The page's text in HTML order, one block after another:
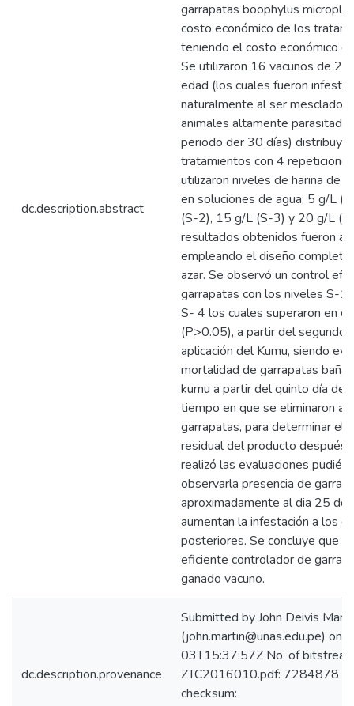
dc.description.abstract
garrapatas boophylus
costo económico de los
teniendo el costo económico
Se utilizaron 16 vacunos de 2
edad (los cuales fueron
naturalmente al ser mesclados
animales altamente
periodo der 30 días)
tratamientos con 4
utilizaron niveles de harina de
en soluciones de agua; 5 g/L
(S-2), 15 g/L (S-3) y 20 g/L
resultados obtenidos fueron
empleando el diseño
azar. Se observó un control
garrapatas con los niveles S-
S- 4 los cuales superaron en
(P>0.05), a partir del segundo
aplicación del Kumu, siendo
mortalidad de garrapatas
kumu a partir del quinto día de
tiempo en que se eliminaron
garrapatas, para determinar el
residual del producto después
realizó las evaluaciones
observarla presencia de
aproximadamente al dia 25
aumentan la infestación a los
posteriores. Se concluye que
eficiente controlador de
ganado vacuno.
dc.description.provenance
Submitted by John Deivis
(john.martin@unas.edu.pe)
03T15:37:57Z No. of
ZTC2016010.pdf: 7284878
checksum: